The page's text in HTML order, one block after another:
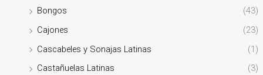
Bongos
(43)
Cajones
(23)
Cascabeles y Sonajas Latinas
(1)
Castañuelas Latinas
(3)